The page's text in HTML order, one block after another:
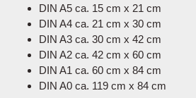
DIN A5 ca. 15 cm x 21 cm
DIN A4 ca. 21 cm x 30 cm
DIN A3 ca. 30 cm x 42 cm
DIN A2 ca. 42 cm x 60 cm
DIN A1 ca. 60 cm x 84 cm
DIN A0 ca. 119 cm x 84 cm